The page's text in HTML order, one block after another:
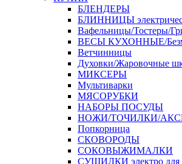
БЛЕНДЕРЫ
БЛИННИЦЫ
Вафельницы/Тостеры/
ВЕСЫ КУХОННЫЕ/
Ветчинницы
Духовки/Жаровочные
МИКСЕРЫ
Мультиварки
МЯСОРУБКИ
НАБОРЫ ПОСУДЫ
НОЖИ/ТОЧИЛКИ/
Попкорница
СКОВОРОДЫ
СОКОВЫЖИМАЛКИ
СУШИЛКИ электро для